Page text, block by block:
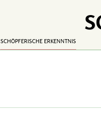
SCHÖPFERISCHE ERKENNTNIS